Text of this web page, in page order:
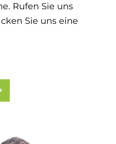
Rufen Sie uns
Sie uns eine